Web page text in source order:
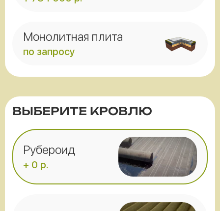
Монолитная плита
по запросу
ВЫБЕРИТЕ КРОВЛЮ
Рубероид
+ 0 р.